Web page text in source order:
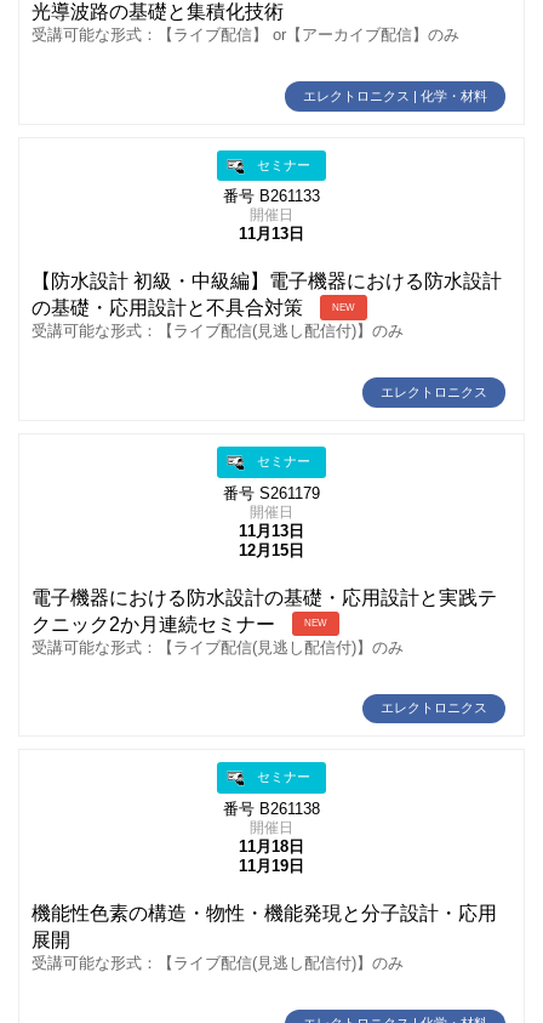
光導波路の基礎と集積化技術
受講可能な形式：【ライブ配信】 or【アーカイブ配信】のみ
エレクトロニクス | 化学・材料
セミナー
番号 B261133
開催日
11月13日
【防水設計 初級・中級編】電子機器における防水設計
の基礎・応用設計と不具合対策
NEW
受講可能な形式：【ライブ配信(見逃し配信付)】のみ
エレクトロニクス
セミナー
番号 S261179
開催日
11月13日
12月15日
電子機器における防水設計の基礎・応用設計と実践テ
クニック2か月連続セミナー
NEW
受講可能な形式：【ライブ配信(見逃し配信付)】のみ
エレクトロニクス
セミナー
番号 B261138
開催日
11月18日
11月19日
機能性色素の構造・物性・機能発現と分子設計・応用
展開
受講可能な形式：【ライブ配信(見逃し配信付)】のみ